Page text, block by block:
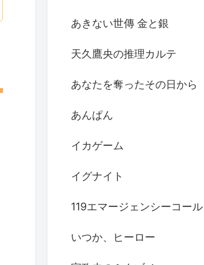
あきない世傳 金と銀
天久鷹央の推理カルテ
あなたを奪ったその日から
あんぱん
イカゲーム
イグナイト
119エマージェンシーコール
いつか、ヒーロー